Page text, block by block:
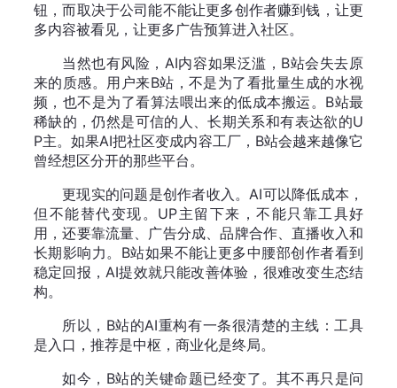
钮，而取决于公司能不能让更多创作者赚到钱，让更
多内容被看见，让更多广告预算进入社区。
当然也有风险，AI内容如果泛滥，B站会失去原
来的质感。用户来B站，不是为了看批量生成的水视
频，也不是为了看算法喂出来的低成本搬运。B站最
稀缺的，仍然是可信的人、长期关系和有表达欲的U
P主。如果AI把社区变成内容工厂，B站会越来越像它
曾经想区分开的那些平台。
更现实的问题是创作者收入。AI可以降低成本，
但不能替代变现。UP主留下来，不能只靠工具好
用，还要靠流量、广告分成、品牌合作、直播收入和
长期影响力。B站如果不能让更多中腰部创作者看到
稳定回报，AI提效就只能改善体验，很难改变生态结
构。
所以，B站的AI重构有一条很清楚的主线：工具
是入口，推荐是中枢，商业化是终局。
如今，B站的关键命题已经变了。其不再只是问